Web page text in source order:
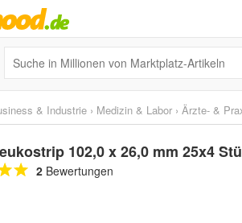
& Industrie › Medizin & Labor › Ärzte- &
102,0 x 26,0 mm 25x4
2 Bewertungen